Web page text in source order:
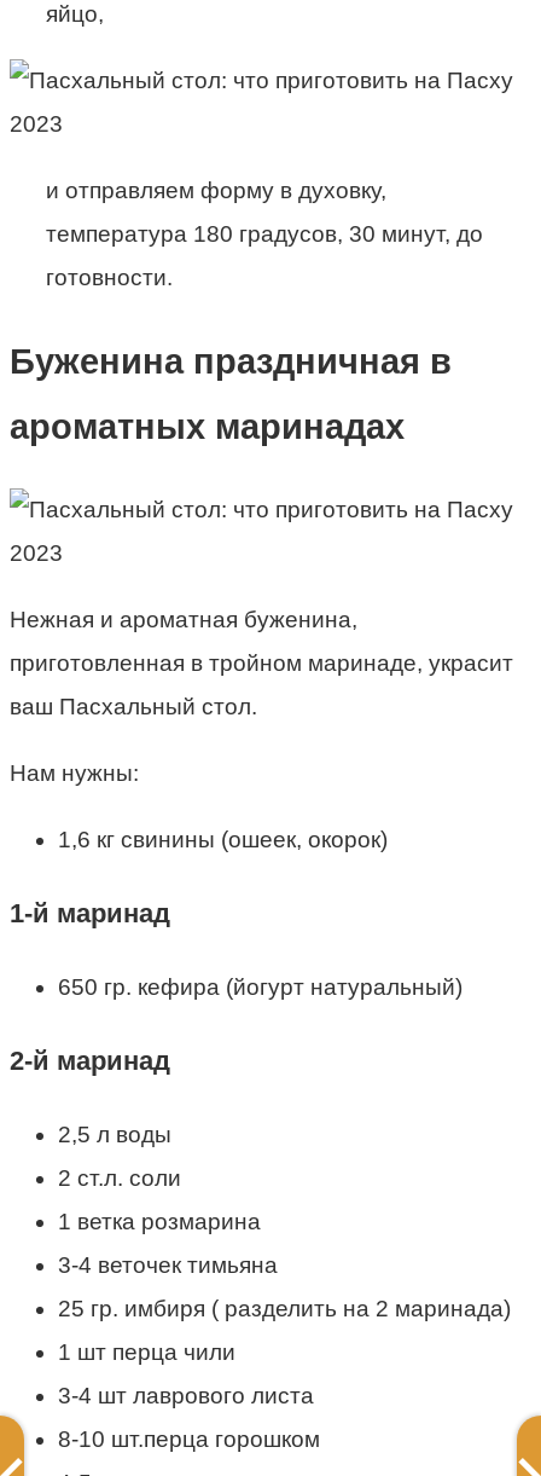
яйцо,
и отправляем форму в духовку,
температура 180 градусов, 30 минут, до
готовности.
Буженина праздничная в
ароматных маринадах
Нежная и ароматная буженина,
приготовленная в тройном маринаде, украсит
ваш Пасхальный стол.
Нам нужны:
1,6 кг свинины (ошеек, окорок)
1-й маринад
650 гр. кефира (йогурт натуральный)
2-й маринад
2,5 л воды
2 ст.л. соли
1 ветка розмарина
3-4 веточек тимьяна
25 гр. имбиря ( разделить на 2 маринада)
1 шт перца чили
3-4 шт лаврового листа
8-10 шт.перца горошком